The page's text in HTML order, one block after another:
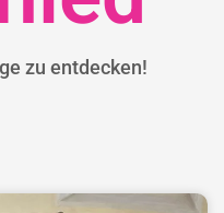
zu entdecken!